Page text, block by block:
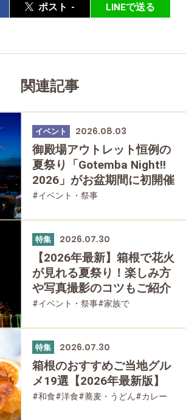
ポスト - LINEで送る
関連記事
イベント 2026.08.03
御殿場アウトレット恒例の
夏祭り「Gotemba Night!!
2026」がお盆期間に初開催
#イベント・祭事
特集 2026.07.30
【2026年最新】箱根で花火
が見れる夏祭り！楽しみ方
や写真撮影のコツもご紹介
#イベント・祭事#家族で
特集 2026.07.30
箱根のおすすめご当地グル
メ19選【2026年最新版】
#和食#洋食#蕎麦・うどん#カレー